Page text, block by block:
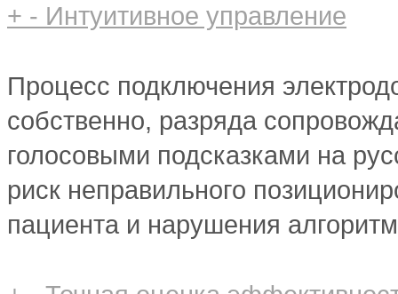
+ - Интуитивное управление
Процесс подключения
собственно, разряда
голосовыми подсказками на
риск неправильного
пациента и нарушения